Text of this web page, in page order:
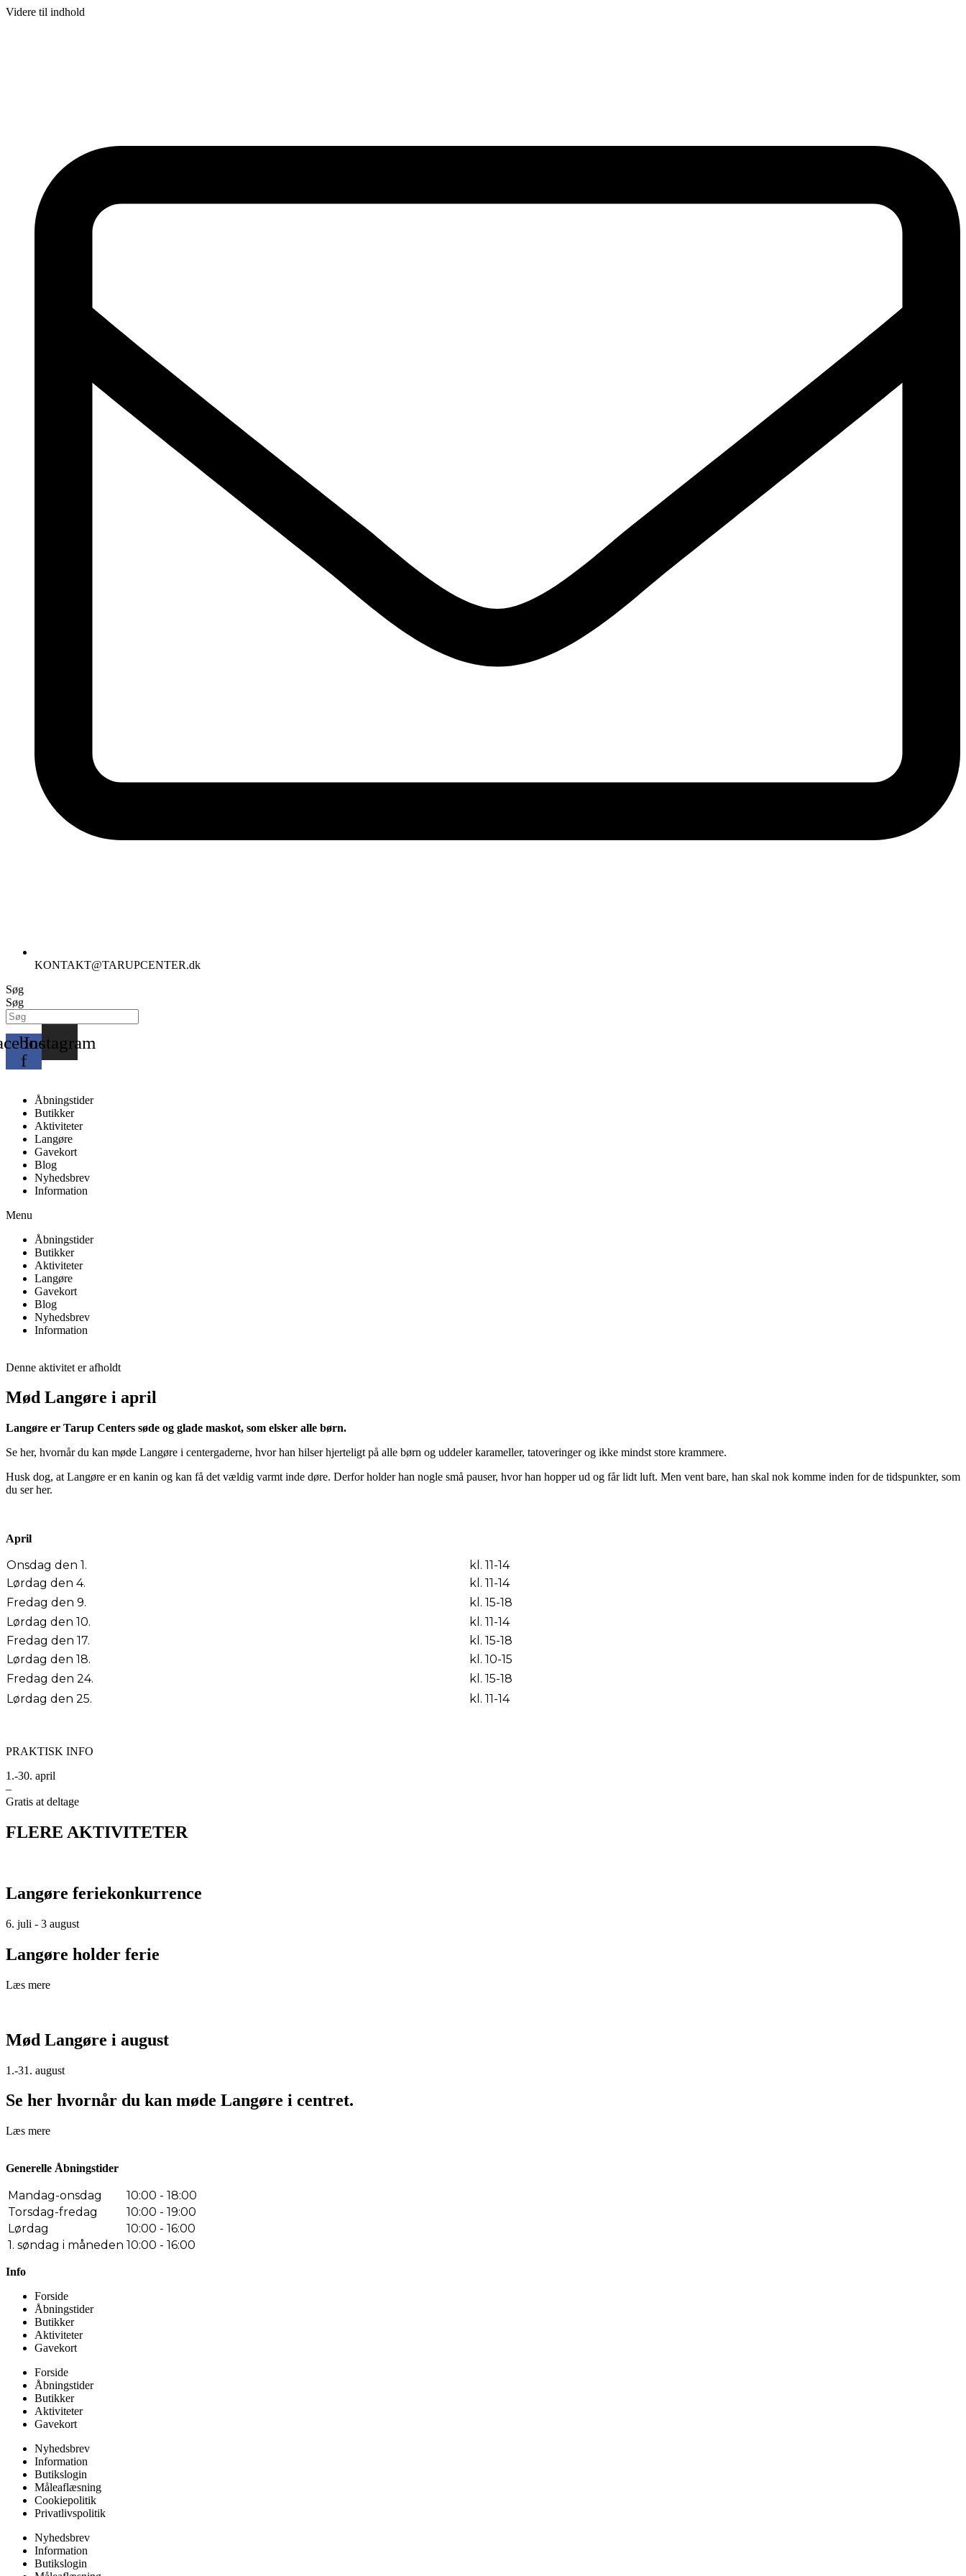
Videre til indhold
KONTAKT@TARUPCENTER.dk
Søg
Søg
f
Instagram
Åbningstider
Butikker
Aktiviteter
Langøre
Gavekort
Blog
Nyhedsbrev
Information
Menu
Åbningstider
Butikker
Aktiviteter
Langøre
Gavekort
Blog
Nyhedsbrev
Information
Denne aktivitet er afholdt
Mød Langøre i april
Langøre er Tarup Centers søde og glade maskot, som elsker alle børn.
Se her, hvornår du kan møde Langøre i centergaderne, hvor han hilser hjerteligt på alle børn og uddeler karameller, tatoveringer og ikke mindst store krammere.
Husk dog, at Langøre er en kanin og kan få det vældig varmt inde døre. Derfor holder han nogle små pauser, hvor han hopper ud og får lidt luft. Men vent bare, han skal nok komme inden for de tidspunkter, som
du ser her.
April
Onsdag den 1.
kl. 11-14
Lørdag den 4.
kl. 11-14
Fredag den 9.
kl. 15-18
Lørdag den 10.
kl. 11-14
Fredag den 17.
kl. 15-18
Lørdag den 18.
kl. 10-15
Fredag den 24.
kl. 15-18
Lørdag den 25.
kl. 11-14
PRAKTISK INFO
1.-30. april
–
Gratis at deltage
FLERE AKTIVITETER
Langøre feriekonkurrence
6. juli - 3 august
Langøre holder ferie
Læs mere
Mød Langøre i august
1.-31. august
Se her hvornår du kan møde Langøre i centret.
Læs mere
Generelle Åbningstider
Mandag-onsdag
10:00 - 18:00
Torsdag-fredag
10:00 - 19:00
Lørdag
10:00 - 16:00
1. søndag i måneden 10:00 - 16:00
Info
Forside
Åbningstider
Butikker
Aktiviteter
Gavekort
Forside
Åbningstider
Butikker
Aktiviteter
Gavekort
Nyhedsbrev
Information
Butikslogin
Måleaflæsning
Cookiepolitik
Privatlivspolitik
Nyhedsbrev
Information
Butikslogin